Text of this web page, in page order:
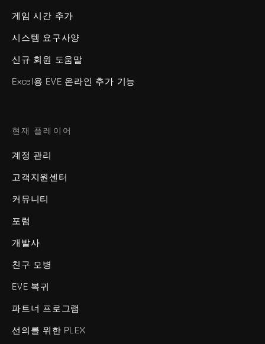
게임 시간 추가
시스템 요구사양
신규 회원 도움말
Excel용 EVE 온라인 추가 기능
현재 플레이어
계정 관리
고객지원센터
커뮤니티
포럼
개발사
친구 모병
EVE 복귀
파트너 프로그램
선의를 위한 PLEX